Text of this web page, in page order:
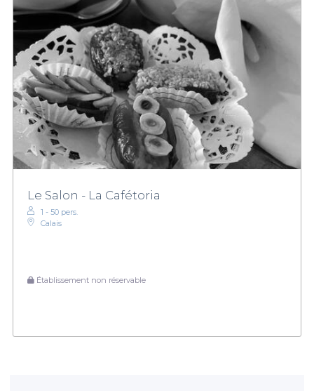
Le Salon - La Cafétoria
1 - 50 pers.
Calais
Établissement non réservable